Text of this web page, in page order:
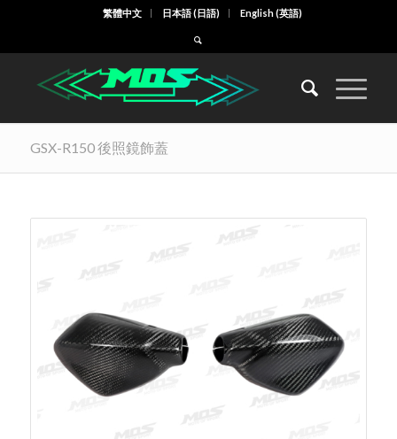
繁體中文 日本語(日語) English(英語)
GSX-R150 後照鏡飾蓋